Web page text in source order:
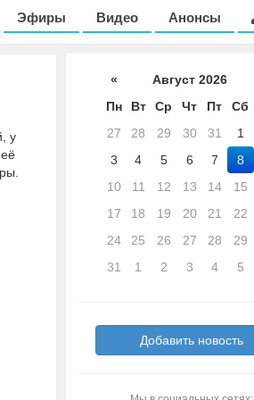
Эфиры Видео Анонсы
у
«
Август 2026
Пн
Вт Ср Чт Пт Сб
27
28 29 30 31 1
3
4 5 6 7 8
10
11 12 13 14 15
17
18 19 20 21 22
24
25 26 27 28 29
31
1 2 3 4 5
Добавить новость